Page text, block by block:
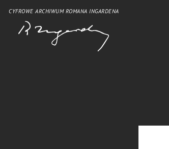
CYFROWE ARCHIWUM ROMANA INGARDENA